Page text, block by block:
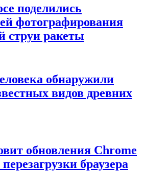
поделились
фотографирования
струи ракеты
обнаружили
видов древних
обновления Chrome
браузера